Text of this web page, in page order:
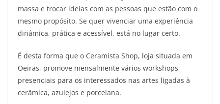
massa e trocar ideias com as pessoas que estão com o
mesmo propósito. Se quer vivenciar uma experiência
dinâmica, prática e acessível, está no lugar certo.
É desta forma que o Ceramista Shop, loja situada em
Oeiras, promove mensalmente vários workshops
presenciais para os interessados nas artes ligadas à
cerâmica, azulejos e porcelana.